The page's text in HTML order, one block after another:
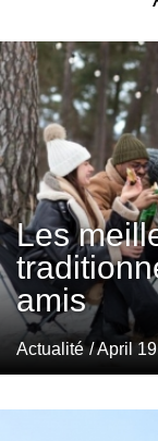
Les
amis
Actualité / April